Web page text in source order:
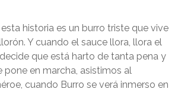
historia es un burro triste que vive
Y cuando el sauce llora, llora el
que está harto de tanta pena y
pone en marcha, asistimos al
cuando Burro se verá inmerso en